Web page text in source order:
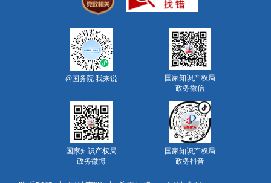
@国务院 我来说
国家知识产权局
政务微信
国家知识产权局
政务微博
国家知识产权局
政务抖音